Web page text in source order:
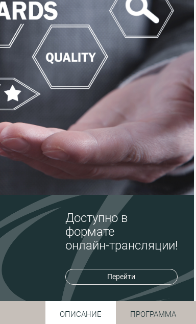
Доступно в
формате
онлайн-трансляции!
Перейти
ОПИСАНИЕ ПРОГРАММА